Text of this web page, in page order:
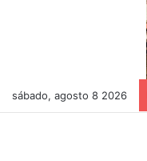
sábado, agosto 8 2026